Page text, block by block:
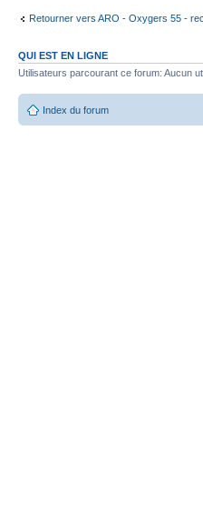
Retourner vers ARO - Oxygers 55 -
QUI EST EN LIGNE
Utilisateurs parcourant ce forum: Aucun
Index du forum